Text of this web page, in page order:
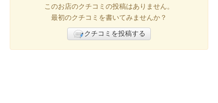
このお店のクチコミの投稿はありません。
最初のクチコミを書いてみませんか？
クチコミを投稿する